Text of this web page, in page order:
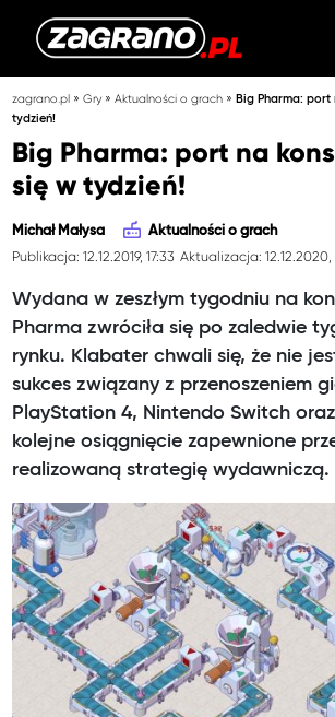
zagrano.pl »Gry»Aktualności o grach »Big Pharma: port
tydzień!
Big Pharma: port na
się w tydzień!
Michał Małysa Aktualności o grach
Publikacja: 12.12.2019, 17:33 Aktualizacja: 12.12.2020,
Wydana w zeszłym tygodniu na
Pharma zwróciła się po zaledwie
rynku. Klabater chwali się, że nie
sukces związany z przenoszeniem
PlayStation 4, Nintendo Switch
kolejne osiągnięcie zapewnione
realizowaną strategię wydawniczą.